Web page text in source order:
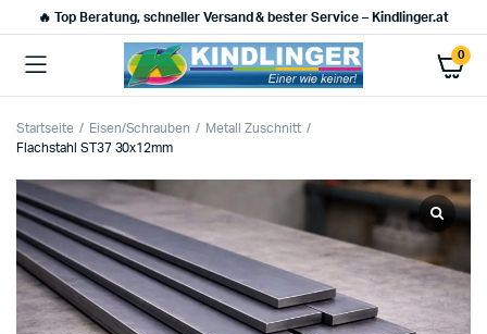
🔥 Top Beratung, schneller Versand & bester Service – Kindlinger.at
0
Startseite Eisen/Schrauben
Metall Zuschnitt
Flachstahl ST37 30x12mm